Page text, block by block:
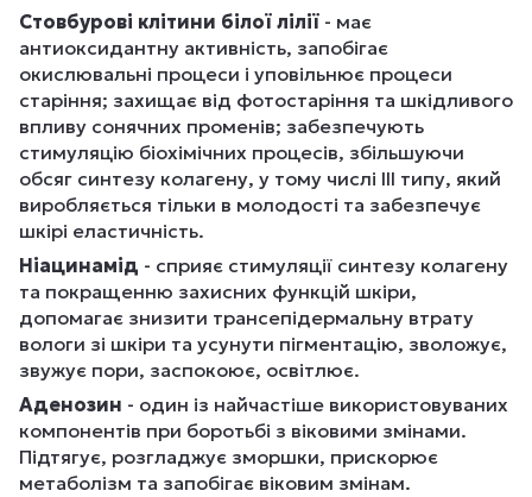
Стовбурові клітини білої лілії - має
антиоксидантну активність, запобігає
окислювальні процеси і уповільнює процеси
старіння; захищає від фотостаріння та шкідливого
впливу сонячних променів; забезпечують
стимуляцію біохімічних процесів, збільшуючи
обсяг синтезу колагену, у тому числі III типу, який
виробляється тільки в молодості та забезпечує
шкірі еластичність.
Ніацинамід - сприяє стимуляції синтезу колагену
та покращенню захисних функцій шкіри,
допомагає знизити трансепідермальну втрату
вологи зі шкіри та усунути пігментацію, зволожує,
звужує пори, заспокоює, освітлює.
Аденозин - один із найчастіше використовуваних
компонентів при боротьбі з віковими змінами.
Підтягує, розгладжує зморшки, прискорює
метаболізм та запобігає віковим змінам.